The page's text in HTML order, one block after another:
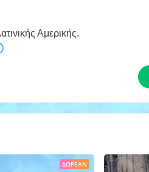
Αμερικής.
ΔΩΡΕΆΝ